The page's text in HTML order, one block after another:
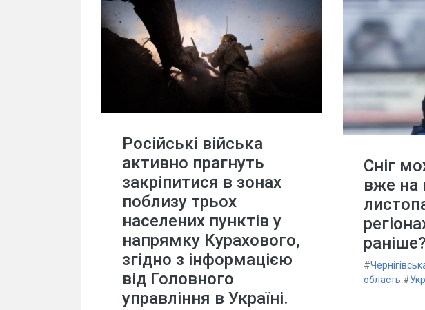
Російські війська
активно прагнуть
закріпитися в зонах
поблизу трьох
населених пунктів у
напрямку Курахового,
згідно з інформацією
від Головного
управління в Україні.
Сніг
вже на
раніше?
#
область #